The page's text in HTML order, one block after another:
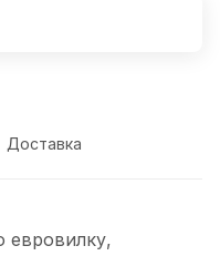
Доставка
евровилку,